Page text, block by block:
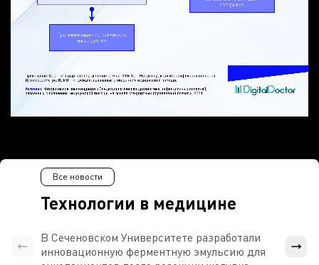
Технологии в медицине
Все новости
В Сеченовском Университете разработали
инновационную ферментную эмульсию для